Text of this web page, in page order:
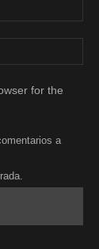
for the
a